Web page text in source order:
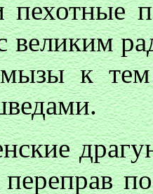
пехотные
великим
к